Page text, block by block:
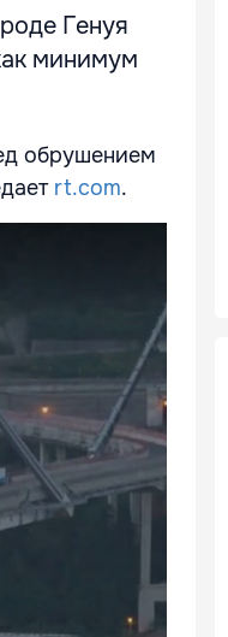
Генуя
минимум
обрушением
rt.com.